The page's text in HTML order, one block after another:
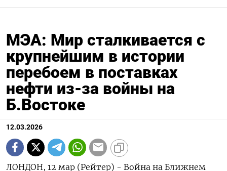
МЭА: Мир сталкивается с
крупнейшим в истории
перебоем в поставках
нефти из-за войны на
Б.Востоке
12.03.2026
ЛОНДОН, 12 мар (Рейтер) - Война на Ближнем